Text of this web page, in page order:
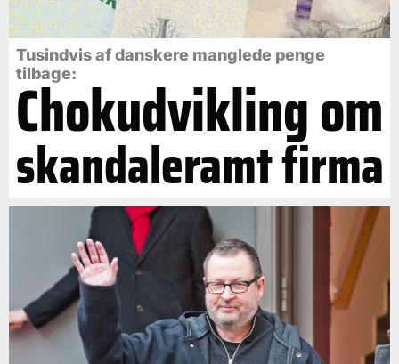
Tusindvis af danskere manglede penge
tilbage:
Chokudvikling om
skandaleramt firma